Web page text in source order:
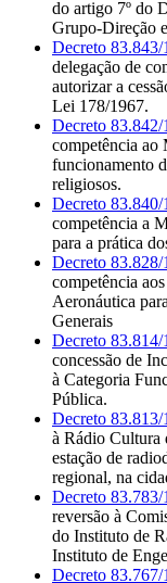
do artigo 7º do
Grupo-Direção
Decreto 83.843/
delegação de
autorizar a
Lei 178/1967.
Decreto 83.842/
competência ao
funcionamento
religiosos.
Decreto 83.840/
competência a
para a prática
Decreto 83.828/
competência
Aeronáutica
Generais
Decreto 83.814/
concessão de
à Categoria
Pública.
Decreto 83.813/
à Rádio Cultura
estação de
regional, na
Decreto 83.783/
reversão à
do Instituto de
Instituto de
Decreto 83.767/